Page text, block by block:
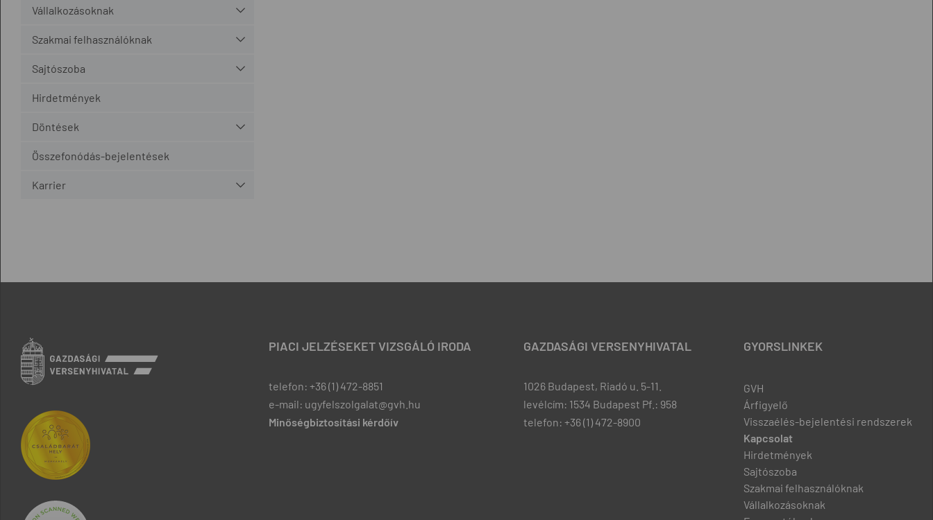
Vállalkozásoknak
Szakmai felhasználóknak
Sajtószoba
Hirdetmények
Döntések
Összefonódás-bejelentések
Karrier
PIACI JELZÉSEKET VIZSGÁLÓ IRODA
telefon: +36 (1) 472-8851
e-mail: ugyfelszolgalat@gvh.hu
Minőségbiztosítási kérdőív
GAZDASÁGI VERSENYHIVATAL
1026 Budapest, Riadó u. 5-11.
levélcím: 1534 Budapest Pf.: 958
telefon: +36 (1) 472-8900
GYORSLINKEK
GVH
Árfigyelő
Visszaélés-bejelentési rendszerek
Kapcsolat
Hirdetmények
Sajtószoba
Szakmai felhasználóknak
Vállalkozásoknak